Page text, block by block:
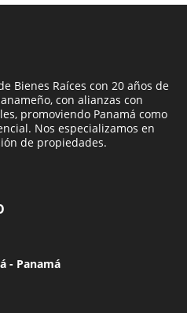
Bienes Raíces con 20 años de
con alianzas con
promoviendo Panamá como
Nos especializamos en
de propiedades.
- Panamá